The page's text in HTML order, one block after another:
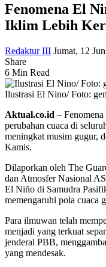
Fenomena El
Iklim Lebih
Redaktur III Jumat, 12
Share
6 Min Read
Ilustrasi El Nino/ Foto:
Aktual.co.id –
perubahan cuaca di
meningkat musim gugur,
Kamis.
Dilaporkan oleh The
dan Atmosfer Nasional
El Niño di Samudra
memengaruhi pola cuaca
Para ilmuwan telah
menjadi yang terkuat
jenderal PBB,
yang mendesak.